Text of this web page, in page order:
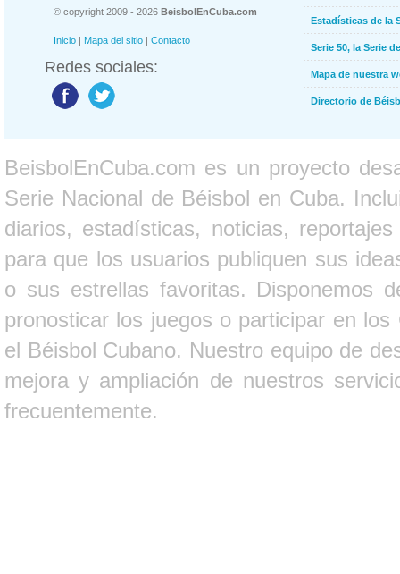
© copyright 2009 - 2026 BeisbolEnCuba.com
Inicio | Mapa del sitio | Contacto
Redes sociales:
Estadísticas de la
Serie 50, la Serie
Mapa de nuestra
Directorio de
BeisbolEnCuba.com es un proyecto
Serie Nacional de Béisbol en Cuba.
diarios, estadísticas, noticias,
para que los usuarios publiquen sus
o sus estrellas favoritas. Disponemos
pronosticar los juegos o participar en
el Béisbol Cubano. Nuestro equipo de
mejora y ampliación de nuestros
frecuentemente.